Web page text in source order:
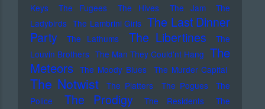
Keys
The Fugees The Hives The Jam
The
Ladybirds The Lambrini Girls The Last Dinner
Party
The Lathums The Libertines
The
Louvin Brothers The Man They Could'nt Hang The
Meteors The Moody Blues The Murder Capital
The Notwist The Platters The Pogues
The
Police
The Prodigy The Residents
The